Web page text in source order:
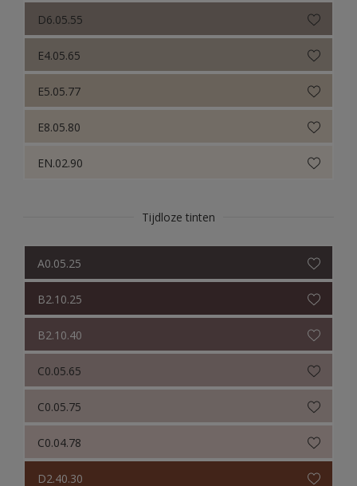
D6.05.55
E4.05.65
E5.05.77
E8.05.80
EN.02.90
Tijdloze tinten
A0.05.25
B2.10.25
B2.10.40
C0.05.65
C0.05.75
C0.04.78
D2.40.30